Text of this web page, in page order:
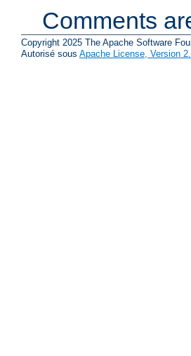
Comments
Copyright 2025 The Apache Software
Autorisé sous Apache License, Version